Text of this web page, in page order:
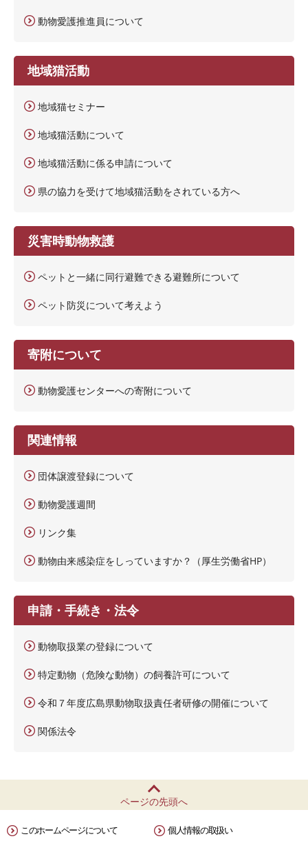
動物愛護推進員について
地域猫活動
地域猫セミナー
地域猫活動について
地域猫活動に係る申請について
県の協力を受けて地域猫活動をされている方へ
災害時動物救護
ペットと一緒に同行避難できる避難所について
ペット防災について考えよう
寄附について
動物愛護センターへの寄附について
関連情報
団体譲渡登録について
動物愛護週間
リンク集
動物由来感染症をしっていますか？（厚生労働省HP）
申請・手続き・法令
動物取扱業の登録について
特定動物（危険な動物）の飼養許可について
令和７年度広島県動物取扱責任者研修の開催について
関係法令
ページの先頭へ
このホームページについて 個人情報の取扱い